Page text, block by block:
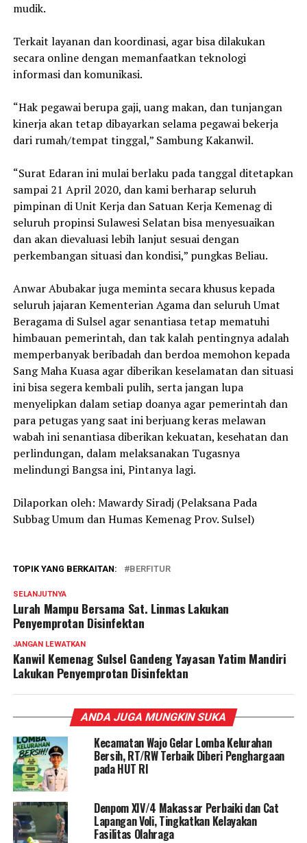
mudik.
Terkait layanan dan koordinasi, agar bisa dilakukan
secara online dengan memanfaatkan teknologi
informasi dan komunikasi.
“Hak pegawai berupa gaji, uang makan, dan tunjangan
kinerja akan tetap dibayarkan selama pegawai bekerja
dari rumah/tempat tinggal,” Sambung Kakanwil.
“Surat Edaran ini mulai berlaku pada tanggal ditetapkan
sampai 21 April 2020, dan kami berharap seluruh
pimpinan di Unit Kerja dan Satuan Kerja Kemenag di
seluruh propinsi Sulawesi Selatan bisa menyesuaikan
dan akan dievaluasi lebih lanjut sesuai dengan
perkembangan situasi dan kondisi,” pungkas Beliau.
Anwar Abubakar juga meminta secara khusus kepada
seluruh jajaran Kementerian Agama dan seluruh Umat
Beragama di Sulsel agar senantiasa tetap mematuhi
himbauan pemerintah, dan tak kalah pentingnya adalah
memperbanyak beribadah dan berdoa memohon kepada
Sang Maha Kuasa agar diberikan keselamatan dan situasi
ini bisa segera kembali pulih, serta jangan lupa
menyelipkan dalam setiap doanya agar pemerintah dan
para petugas yang saat ini berjuang keras melawan
wabah ini senantiasa diberikan kekuatan, kesehatan dan
perlindungan, dalam melaksanakan Tugasnya
melindungi Bangsa ini, Pintanya lagi.
Dilaporkan oleh: Mawardy Siradj (Pelaksana Pada
Subbag Umum dan Humas Kemenag Prov. Sulsel)
TOPIK YANG BERKAITAN: BERFITUR
SELANJUTNYA
Lurah Mampu Bersama Sat. Linmas Lakukan
Penyemprotan Disinfektan
JANGAN LEWATKAN
Kanwil Kemenag Sulsel Gandeng Yayasan Yatim Mandiri
Lakukan Penyemprotan Disinfektan
ANDA JUGA MUNGKIN SUKA
Kecamatan Wajo Gelar Lomba Kelurahan
Bersih, RT/RW Terbaik Diberi Penghargaan
pada HUT RI
Denpom XIV/4 Makassar Perbaiki dan Cat
Lapangan Voli, Tingkatkan Kelayakan
Fasilitas Olahraga